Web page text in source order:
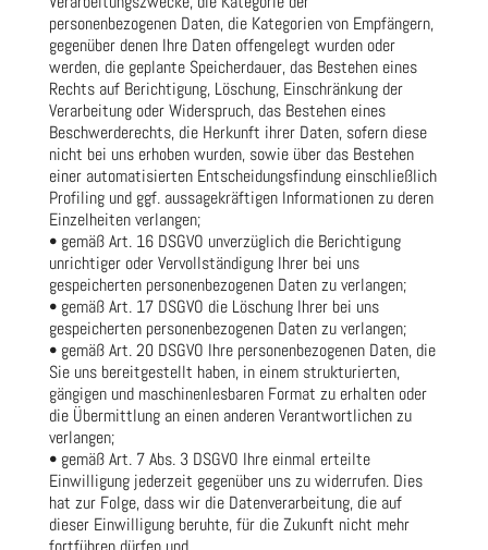
personenbezogenen Daten, die Kategorien von Empfängern,
gegenüber denen Ihre Daten offengelegt wurden oder
werden, die geplante Speicherdauer, das Bestehen eines
Rechts auf Berichtigung, Löschung, Einschränkung der
Verarbeitung oder Widerspruch, das Bestehen eines
Beschwerderechts, die Herkunft ihrer Daten, sofern diese
nicht bei uns erhoben wurden, sowie über das Bestehen
einer automatisierten Entscheidungsfindung einschließlich
Profiling und ggf. aussagekräftigen Informationen zu deren
Einzelheiten verlangen;
• gemäß Art. 16 DSGVO unverzüglich die Berichtigung
unrichtiger oder Vervollständigung Ihrer bei uns
gespeicherten personenbezogenen Daten zu verlangen;
• gemäß Art. 17 DSGVO die Löschung Ihrer bei uns
gespeicherten personenbezogenen Daten zu verlangen;
• gemäß Art. 20 DSGVO Ihre personenbezogenen Daten, die
Sie uns bereitgestellt haben, in einem strukturierten,
gängigen und maschinenlesbaren Format zu erhalten oder
die Übermittlung an einen anderen Verantwortlichen zu
verlangen;
• gemäß Art. 7 Abs. 3 DSGVO Ihre einmal erteilte
Einwilligung jederzeit gegenüber uns zu widerrufen. Dies
hat zur Folge, dass wir die Datenverarbeitung, die auf
dieser Einwilligung beruhte, für die Zukunft nicht mehr